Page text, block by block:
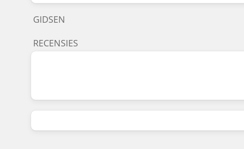
GIDSEN
RECENSIES